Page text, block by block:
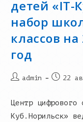
детей «IT-
набор
классов
год
Postadmin
Запись
22
Центр
Куб.Норильск»